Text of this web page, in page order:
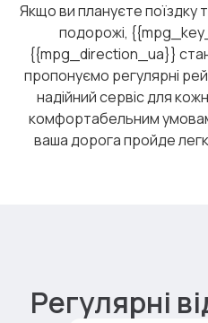
Якщо ви плануєте поїздку
подорожі,
{{mpg_direction_ua}}
пропонуємо регулярні
надійний сервіс для
комфортабельним
ваша дорога пройде
Регулярні